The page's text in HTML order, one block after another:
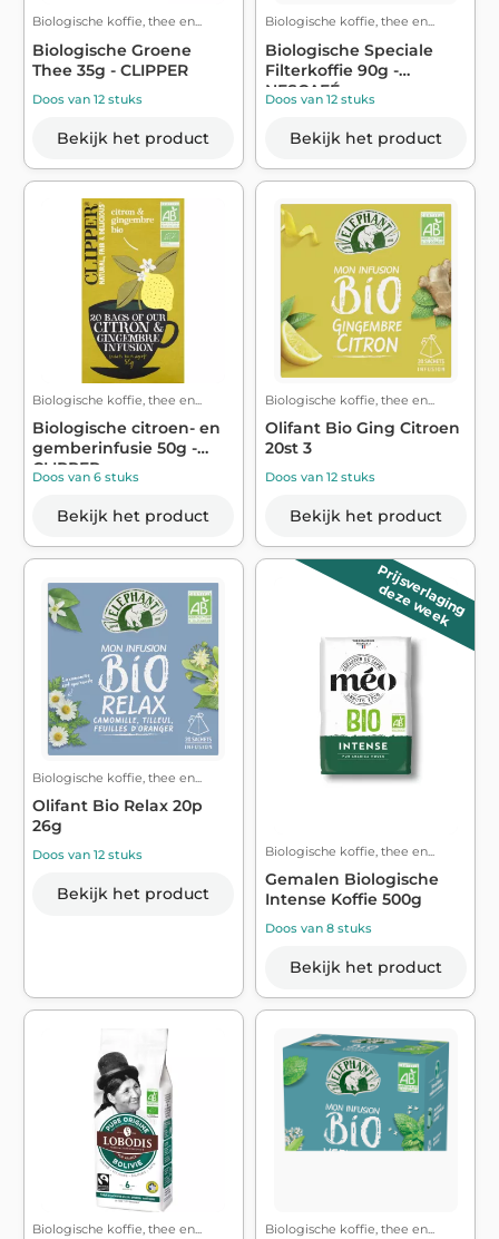
Biologische koffie, thee en...
Biologische Groene
Thee 35g - CLIPPER
Doos van 12 stuks
Bekijk het product
Biologische koffie, thee en...
Biologische Speciale
Filterkoffie 90g -
NESCAFÉ
Doos van 12 stuks
Bekijk het product
Biologische koffie, thee en...
Biologische citroen- en
gemberinfusie 50g -
CLIPPER
Doos van 6 stuks
Bekijk het product
Biologische koffie, thee en...
Olifant Bio Ging Citroen
20st 3
Doos van 12 stuks
Bekijk het product
Biologische koffie, thee en...
Olifant Bio Relax 20p
26g
Doos van 12 stuks
Bekijk het product
Prijsverlaging
deze week
Biologische koffie, thee en...
Gemalen Biologische
Intense Koffie 500g
Doos van 8 stuks
Bekijk het product
Biologische koffie, thee en... Biologische koffie, thee en...